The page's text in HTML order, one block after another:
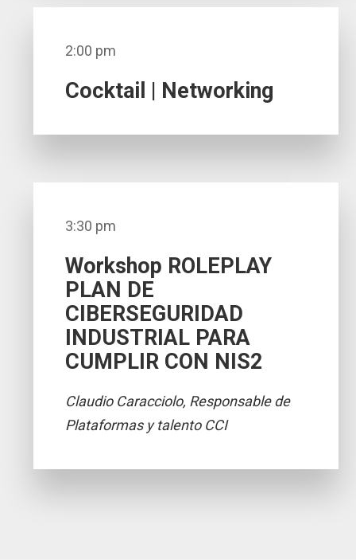
2:00 pm
Cocktail | Networking
3:30 pm
Workshop ROLEPLAY
PLAN DE
CIBERSEGURIDAD
INDUSTRIAL PARA
CUMPLIR CON NIS2
Claudio Caracciolo, Responsable de
Plataformas y talento CCI